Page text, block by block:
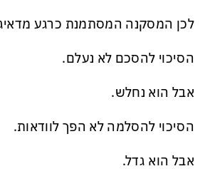
לכן המסקנה המסתמנת כרגע
הסיכוי להסכם לא נעלם.
אבל הוא נחלש.
הסיכוי להסלמה לא הפך לוודאות.
אבל הוא גדל.